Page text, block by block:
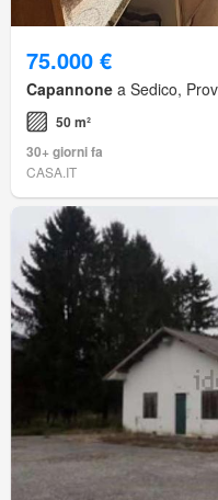
75.000 €
Capannone a Sedico,
50 m²
30+ giorni fa
CASA.IT